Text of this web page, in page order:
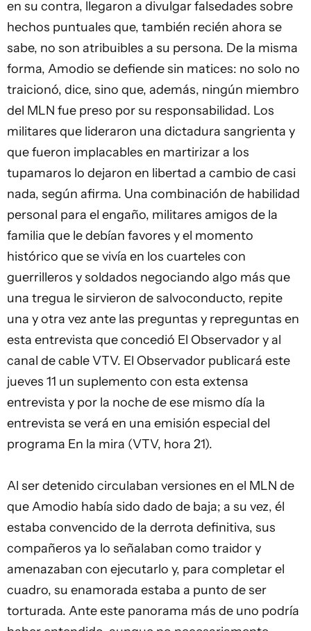
en su contra, llegaron a divulgar falsedades sobre
hechos puntuales que, también recién ahora se
sabe, no son atribuibles a su persona. De la misma
forma, Amodio se defiende sin matices: no solo no
traicionó, dice, sino que, además, ningún miembro
del MLN fue preso por su responsabilidad. Los
militares que lideraron una dictadura sangrienta y
que fueron implacables en martirizar a los
tupamaros lo dejaron en libertad a cambio de casi
nada, según afirma. Una combinación de habilidad
personal para el engaño, militares amigos de la
familia que le debían favores y el momento
histórico que se vivía en los cuarteles con
guerrilleros y soldados negociando algo más que
una tregua le sirvieron de salvoconducto, repite
una y otra vez ante las preguntas y repreguntas en
esta entrevista que concedió El Observador y al
canal de cable VTV. El Observador publicará este
jueves 11 un suplemento con esta extensa
entrevista y por la noche de ese mismo día la
entrevista se verá en una emisión especial del
programa En la mira (VTV, hora 21).
Al ser detenido circulaban versiones en el MLN de
que Amodio había sido dado de baja; a su vez, él
estaba convencido de la derrota definitiva, sus
compañeros ya lo señalaban como traidor y
amenazaban con ejecutarlo y, para completar el
cuadro, su enamorada estaba a punto de ser
torturada. Ante este panorama más de uno podría